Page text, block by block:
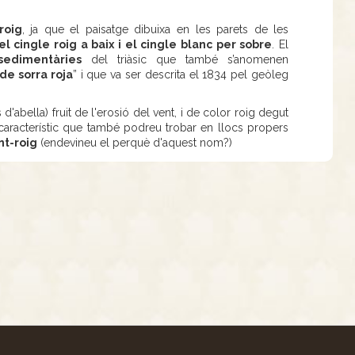
, ja que el paisatge dibuixa en les parets de les
cingle roig a baix i el cingle blanc per sobre . El
del triàsic que també s’anomenen
sorra roja” i que va ser descrita el 1834 pel geòleg
d'abella) fruit de l'erosió del vent, i de color roig degut
que també podreu trobar en llocs propers
roig (endevineu el perquè d'aquest nom?)